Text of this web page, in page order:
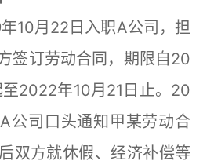
月22日入职A公司，担
签订劳动合同，期限自20
2022年10月21日止。20
公司口头通知甲某劳动合
双方就休假、经济补偿等